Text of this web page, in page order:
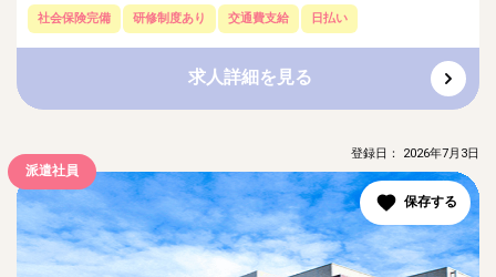
社会保険完備 研修制度あり 交通費支給 日払い
求人詳細を見る
派遣社員
登録日： 2026年7月3日